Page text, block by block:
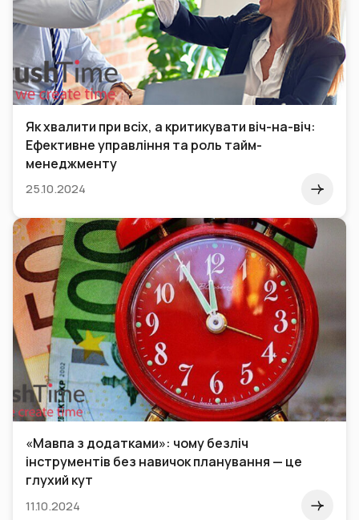
Як хвалити при всіх, а критикувати віч-на-віч:
Ефективне управління та роль тайм-
менеджменту
25.10.2024
«Мавпа з додатками»: чому безліч
інструментів без навичок планування — це
глухий кут
11.10.2024